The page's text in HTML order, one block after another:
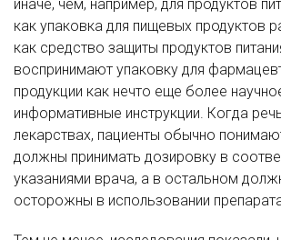
иначе, чем, например, для продуктов
как упаковка для пищевых продуктов
как средство защиты продуктов
воспринимают упаковку для
продукции как нечто еще более
информативные инструкции. Когда
лекарствах, пациенты обычно
должны принимать дозировку в
указаниями врача, а в остальном
осторожны в использовании